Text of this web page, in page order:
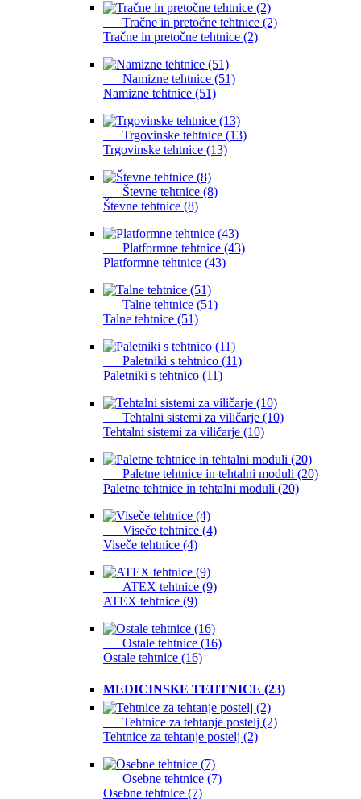
Tračne in pretočne tehtnice (2)
Tračne in pretočne tehtnice (2)
Namizne tehtnice (51)
Namizne tehtnice (51)
Trgovinske tehtnice (13)
Trgovinske tehtnice (13)
Števne tehtnice (8)
Števne tehtnice (8)
Platformne tehtnice (43)
Platformne tehtnice (43)
Talne tehtnice (51)
Talne tehtnice (51)
Paletniki s tehtnico (11)
Paletniki s tehtnico (11)
Tehtalni sistemi za viličarje (10)
Tehtalni sistemi za viličarje (10)
Paletne tehtnice in tehtalni moduli (20)
Paletne tehtnice in tehtalni moduli (20)
Viseče tehtnice (4)
Viseče tehtnice (4)
ATEX tehtnice (9)
ATEX tehtnice (9)
Ostale tehtnice (16)
Ostale tehtnice (16)
MEDICINSKE TEHTNICE (23)
Tehtnice za tehtanje postelj (2)
Tehtnice za tehtanje postelj (2)
Osebne tehtnice (7)
Osebne tehtnice (7)